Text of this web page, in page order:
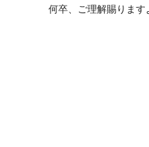
何卒、ご理解賜ります